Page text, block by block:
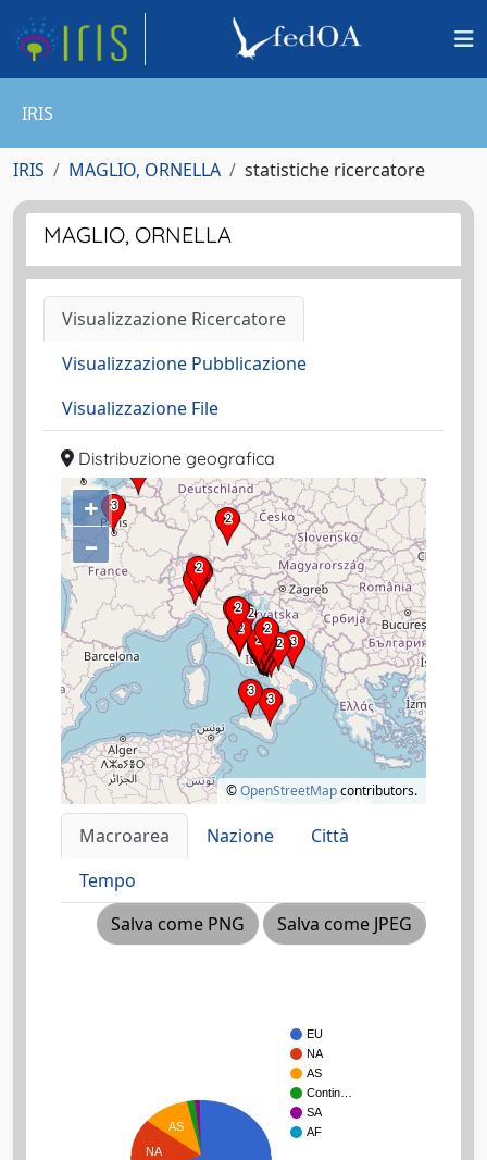
IRIS
IRIS MAGLIO, ORNELLA statistiche ricercatore
MAGLIO, ORNELLA
Visualizzazione Ricercatore
Visualizzazione Pubblicazione
Visualizzazione File
Distribuzione geografica
+
–
©OpenStreetMapcontributors.
Macroarea Nazione
Città
Tempo
Salva come PNG
Salva come JPEG
EU
NA
AS
Contin…
SA
AF
AS
NA